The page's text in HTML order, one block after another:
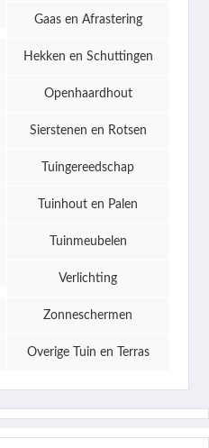
Gaas en Afrastering
Hekken en Schuttingen
Openhaardhout
Sierstenen en Rotsen
Tuingereedschap
Tuinhout en Palen
Tuinmeubelen
Verlichting
Zonneschermen
Overige Tuin en Terras